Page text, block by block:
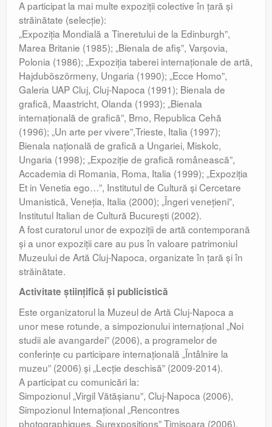
A participat la mai multe expoziţii colective în ţară şi
străinătate (selecţie):
„Expoziţia Mondială a Tineretului de la Edinburgh”,
Marea Britanie (1985); „Bienala de afiş”, Varşovia,
Polonia (1986); „Expoziţia taberei internaţionale de artă,
Hajduböszörmeny, Ungaria (1990); „Ecce Homo”,
Galeria UAP Cluj, Cluj-Napoca (1991); Bienala de
grafică, Maastricht, Olanda (1993); „Bienala
internaţională de grafică”, Brno, Republica Cehă
(1996); „Un arte per vivere”,Trieste, Italia (1997);
Bienala naţională de grafică a Ungariei, Miskolc,
Ungaria (1998); „Expoziţie de grafică românească”,
Accademia di Romania, Roma, Italia (1999); „Expoziţia
Et in Venetia ego…”, Institutul de Cultură şi Cercetare
Umanistică, Veneţia, Italia (2000); „Îngeri veneţieni”,
Institutul Italian de Cultură Bucureşti (2002).
A fost curatorul unor de expoziţii de artă contemporană
şi a unor expoziţii care au pus în valoare patrimoniul
Muzeului de Artă Cluj-Napoca, organizate în ţară şi în
străinătate.
Activitate ştiinţifică şi publicistică
Este organizatorul la Muzeul de Artă Cluj-Napoca a
unor mese rotunde, a simpozionului internaţional „Noi
studii ale avangardei” (2006), a programelor de
conferinţe cu participare internaţională „Întâlnire la
muzeu” (2006) şi „Lecţie deschisă” (2009-2014).
A participat cu comunicări la:
Simpozionul „Virgil Vătăşianu”, Cluj-Napoca (2006),
Simpozionul Internaţional „Rencontres
photographiques. Surexpositions” Timişoara (2006),